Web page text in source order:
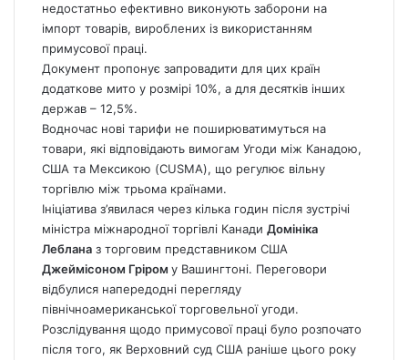
недостатньо ефективно виконують заборони на
імпорт товарів, вироблених із використанням
примусової праці.
Документ пропонує запровадити для цих країн
додаткове мито у розмірі 10%, а для десятків інших
держав – 12,5%.
Водночас нові тарифи не поширюватимуться на
товари, які відповідають вимогам Угоди між Канадою,
США та Мексикою (CUSMA), що регулює вільну
торгівлю між трьома країнами.
Ініціатива з’явилася через кілька годин після зустрічі
міністра міжнародної торгівлі Канади Домініка
Леблана з торговим представником США
Джеймісоном Гріром у Вашингтоні. Переговори
відбулися напередодні перегляду
північноамериканської торговельної угоди.
Розслідування щодо примусової праці було розпочато
після того, як Верховний суд США раніше цього року